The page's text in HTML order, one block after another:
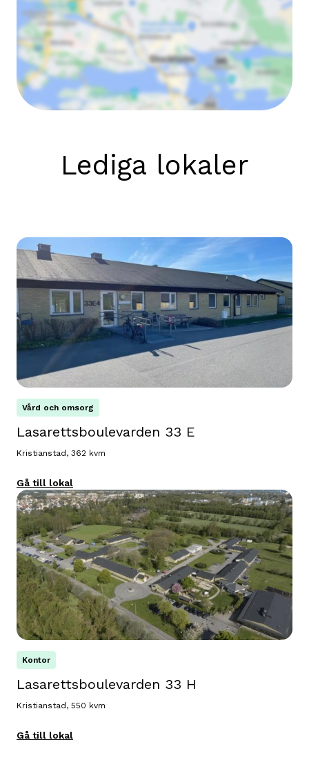
Lediga lokaler
Vård och omsorg
Lasarettsboulevarden 33 E
Kristianstad, 362 kvm
Gå till lokal
Kontor
Lasarettsboulevarden 33 H
Kristianstad, 550 kvm
Gå till lokal